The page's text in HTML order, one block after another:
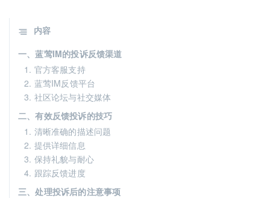
内容
一、蓝莺IM的投诉反馈渠道
1. 官方客服支持
2. 蓝莺IM反馈平台
3. 社区论坛与社交媒体
二、有效反馈投诉的技巧
1. 清晰准确的描述问题
2. 提供详细信息
3. 保持礼貌与耐心
4. 跟踪反馈进度
三、处理投诉后的注意事项